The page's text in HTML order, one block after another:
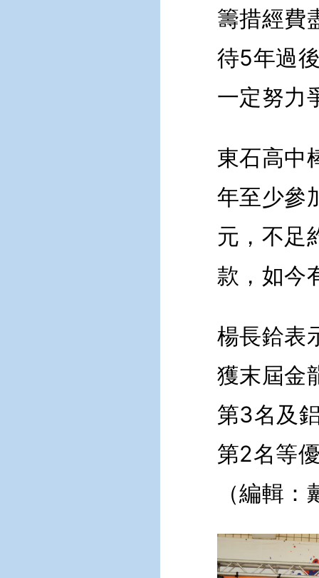
籌措經費
待5年過
一定努力
東石高中
年至少參
元，不足
款，如今
楊長鉿表
獲末屆金
第3名及
第2名等
（編輯